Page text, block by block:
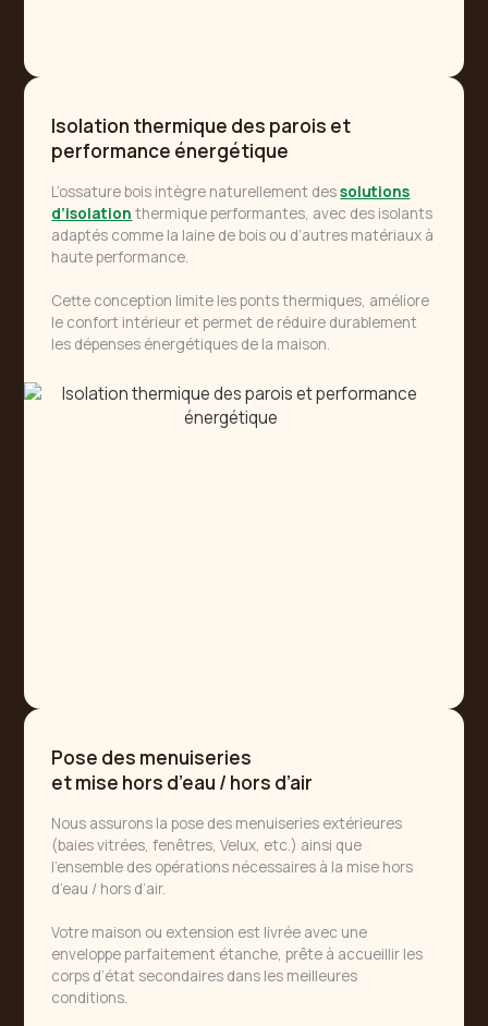
Isolation thermique des parois et
performance énergétique
L’ossature bois intègre naturellement dessolutions
d’isolation thermique performantes, avec des isolants
adaptés comme la laine de bois ou d’autres matériaux à
haute performance.
Cette conception limite les ponts thermiques, améliore
le confort intérieur et permet de réduire durablement
les dépenses énergétiques de la maison.
Pose des menuiseries
et mise hors d’eau / hors d’air
Nous assurons la pose des menuiseries extérieures
(baies vitrées, fenêtres, Velux, etc.) ainsi que
l’ensemble des opérations nécessaires à la mise hors
d’eau / hors d’air.
Votre maison ou extension est livrée avec une
enveloppe parfaitement étanche, prête à accueillir les
corps d’état secondaires dans les meilleures
conditions.